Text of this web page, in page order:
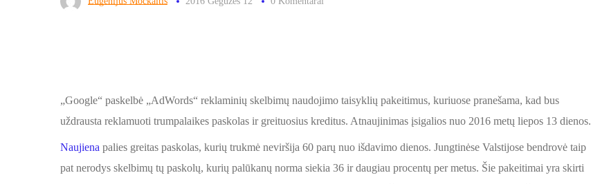
„Google“ paskelbė „AdWords“ reklaminių skelbimų naudojimo taisyklių pakeitimus, kuriuose pranešama, kad bus
uždrausta reklamuoti trumpalaikes paskolas ir greituosius kreditus. Atnaujinimas įsigalios nuo 2016 metų liepos 13 dienos.
Naujiena palies greitas paskolas, kurių trukmė neviršija 60 parų nuo išdavimo dienos. Jungtinėse Valstijose bendrovė taip
pat nerodys skelbimų tų paskolų, kurių palūkanų norma siekia 36 ir daugiau procentų per metus. Šie pakeitimai yra skirti